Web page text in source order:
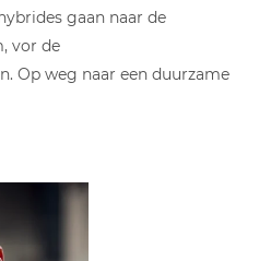
gaan naar de
vor de
Op weg naar een duurzame